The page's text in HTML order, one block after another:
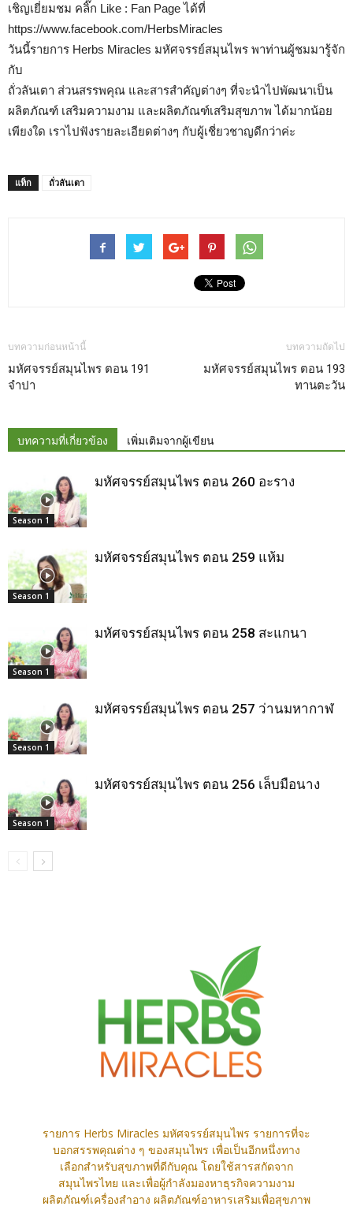
เชิญเยี่ยมชม คลิ๊ก Like : Fan Page ได้ที่
https://www.facebook.com/HerbsMiracles
วันนี้รายการ Herbs Miracles มหัศจรรย์สมุนไพร พาท่านผู้ชมมารู้จัก
กับ
ถั่วลันเตา ส่วนสรรพคุณ และสารสำคัญต่างๆ ที่จะนำไปพัฒนาเป็น
ผลิตภัณฑ์ เสริมความงาม และผลิตภัณฑ์เสริมสุขภาพ ได้มากน้อย
เพียงใด เราไปฟังรายละเอียดต่างๆ กับผู้เชี่ยวชาญดีกว่าค่ะ
แท็ก ถั่วลันเตา
บทความก่อนหน้านี้
มหัศจรรย์สมุนไพร ตอน 191
จำปา
บทความถัดไป
มหัศจรรย์สมุนไพร ตอน 193
ทานตะวัน
บทความที่เกี่ยวข้อง เพิ่มเติมจากผู้เขียน
Season 1
มหัศจรรย์สมุนไพร ตอน 260 อะราง
Season 1
มหัศจรรย์สมุนไพร ตอน 259 แห้ม
Season 1
มหัศจรรย์สมุนไพร ตอน 258 สะแกนา
Season 1
มหัศจรรย์สมุนไพร ตอน 257 ว่านมหากาฬ
Season 1
มหัศจรรย์สมุนไพร ตอน 256 เล็บมือนาง
รายการ Herbs Miracles มหัศจรรย์สมุนไพร รายการที่จะ
บอกสรรพคุณต่าง ๆ ของสมุนไพร เพื่อเป็นอีกหนึ่งทาง
เลือกสำหรับสุขภาพที่ดีกับคุณ โดยใช้สารสกัดจาก
สมุนไพรไทย และเพื่อผู้กำลังมองหาธุรกิจความงาม
ผลิตภัณฑ์เครื่องสำอาง ผลิตภัณฑ์อาหารเสริมเพื่อสุขภาพ